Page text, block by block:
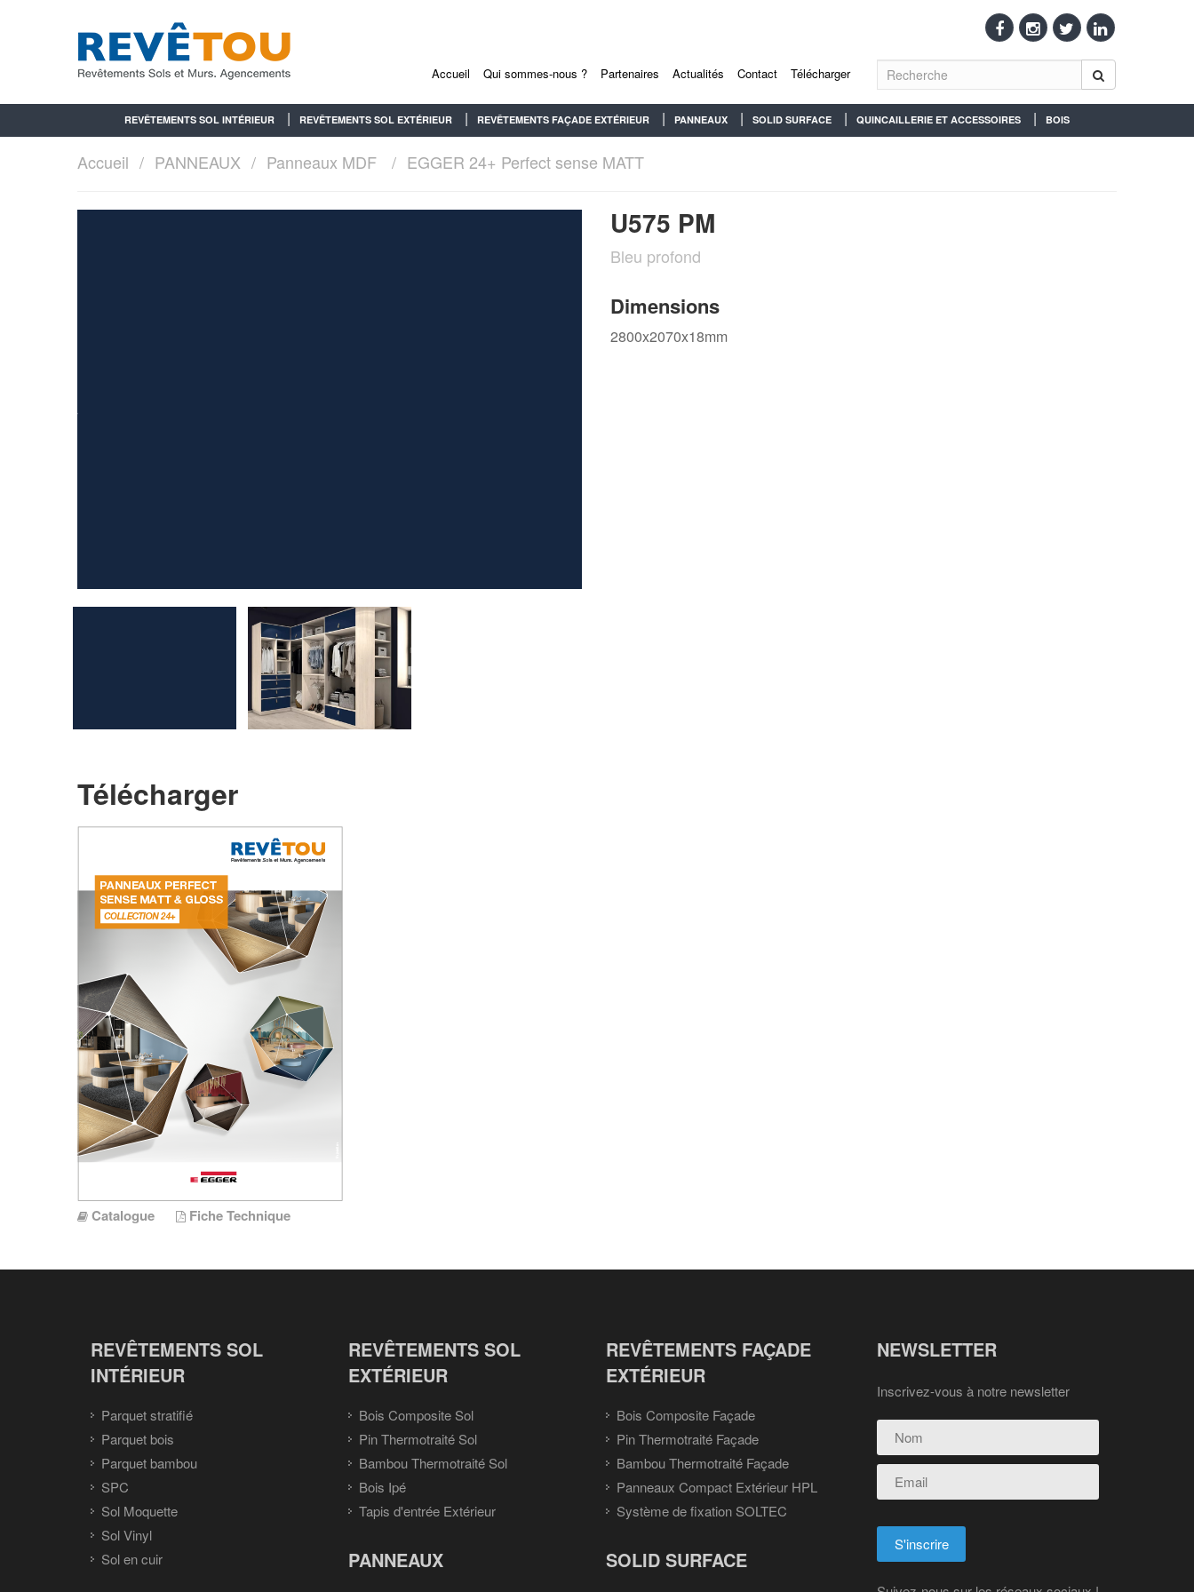
Accueil Qui sommes-nous ? Partenaires Actualités Contact Télécharger
REVÊTEMENTS SOL INTÉRIEUR REVÊTEMENTS SOL EXTÉRIEUR REVÊTEMENTS FAÇADE EXTÉRIEUR PANNEAUX SOLID SURFACE QUINCAILLERIE ET ACCESSOIRES BOIS
Accueil PANNEAUX Panneaux MDF EGGER 24+ Perfect sense MATT
Télécharger
Catalogue Fiche Technique
U575 PM
Bleu profond
Dimensions
2800x2070x18mm
REVÊTEMENTS SOL
INTÉRIEUR
Parquet stratifié
Parquet bois
Parquet bambou
SPC
Sol Moquette
Sol Vinyl
Sol en cuir
REVÊTEMENTS SOL
EXTÉRIEUR
Bois Composite Sol
Pin Thermotraité Sol
Bambou Thermotraité Sol
Bois Ipé
Tapis d'entrée Extérieur
REVÊTEMENTS FAÇADE
EXTÉRIEUR
Bois Composite Façade
Pin Thermotraité Façade
Bambou Thermotraité Façade
Panneaux Compact Extérieur HPL
Système de fixation SOLTEC
PANNEAUX SOLID SURFACE
NEWSLETTER
Inscrivez-vous à notre newsletter